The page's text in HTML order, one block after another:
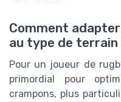
Comment
au type de terrain
Pour un joueur de
primordial pour
crampons, plus